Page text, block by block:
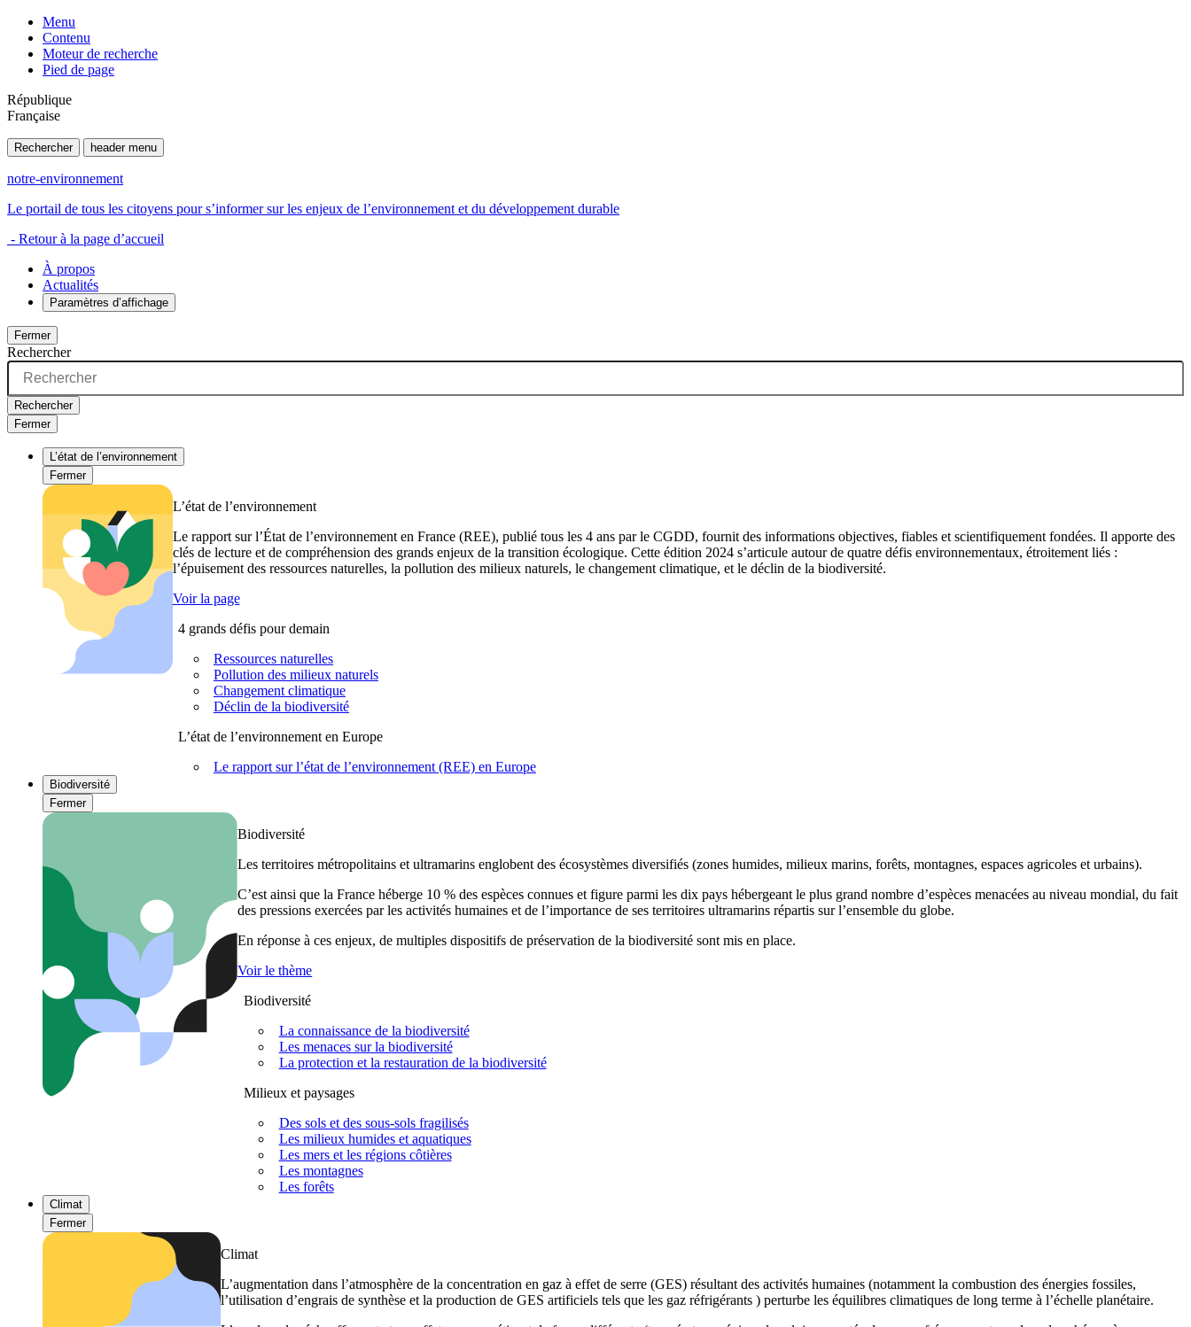
Menu
Contenu
Moteur de recherche
Pied de page
République
Française
Rechercher header menu
notre-environnement
Le portail de tous les citoyens pour s’informer sur les enjeux de l’environnement et du développement durable
- Retour à la page d’accueil
À propos
Actualités
Paramètres d’affichage
Fermer
Rechercher
Rechercher
Fermer
L’état de l’environnement
Fermer
L’état de l’environnement
Le rapport sur l’État de l’environnement en France (REE), publié tous les 4 ans par le CGDD, fournit des informations objectives, fiables et scientifiquement fondées. Il apporte des
clés de lecture et de compréhension des grands enjeux de la transition écologique. Cette édition 2024 s’articule autour de quatre défis environnementaux, étroitement liés :
l’épuisement des ressources naturelles, la pollution des milieux naturels, le changement climatique, et le déclin de la biodiversité.
Voir la page
4 grands défis pour demain
Ressources naturelles
Pollution des milieux naturels
Changement climatique
Déclin de la biodiversité
L’état de l’environnement en Europe
Le rapport sur l’état de l’environnement (REE) en Europe
Biodiversité
Fermer
Biodiversité
Les territoires métropolitains et ultramarins englobent des écosystèmes diversifiés (zones humides, milieux marins, forêts, montagnes, espaces agricoles et urbains).
C’est ainsi que la France héberge 10 % des espèces connues et figure parmi les dix pays hébergeant le plus grand nombre d’espèces menacées au niveau mondial, du fait
des pressions exercées par les activités humaines et de l’importance de ses territoires ultramarins répartis sur l’ensemble du globe.
En réponse à ces enjeux, de multiples dispositifs de préservation de la biodiversité sont mis en place.
Voir le thème
Biodiversité
La connaissance de la biodiversité
Les menaces sur la biodiversité
La protection et la restauration de la biodiversité
Milieux et paysages
Des sols et des sous-sols fragilisés
Les milieux humides et aquatiques
Les mers et les régions côtières
Les montagnes
Les forêts
Climat
Fermer
Climat
L’augmentation dans l’atmosphère de la concentration en gaz à effet de serre (GES) résultant des activités humaines (notamment la combustion des énergies fossiles,
l’utilisation d’engrais de synthèse et la production de GES artificiels tels que les gaz réfrigérants ) perturbe les équilibres climatiques de long terme à l’échelle planétaire.